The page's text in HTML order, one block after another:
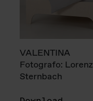
VALENTINA
Fotografo: Lorenz
Sternbach